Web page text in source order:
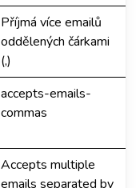
Příjmá více emailů
oddělených čárkami
(,)
accepts-emails-
commas
Accepts multiple
emails separated by